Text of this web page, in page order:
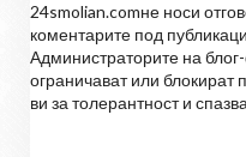
24smolian.comне носи
коментарите под
Администраторите на
ограничават или блокират
ви за толерантност и